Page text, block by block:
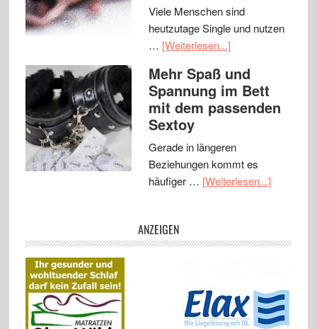
Viele Menschen sind
heutzutage Single und nutzen
… [Weiterlesen...]
Mehr Spaß und
Spannung im Bett
mit dem passenden
Sextoy
Gerade in längeren
Beziehungen kommt es
häufiger … [Weiterlesen...]
ANZEIGEN